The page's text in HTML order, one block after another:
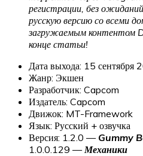
регистрации, без
русскую версию со всеми
загружаемым контентом
конце статьи!
Дата выхода: 15 сентября
Жанр: Экшен
Разработчик: Capcom
Издатель: Capcom
Движок: MT-Framework
Язык: Русский + озвучка
Версия: 1.2.0 — Gummy
1.0.0.129 — Механики